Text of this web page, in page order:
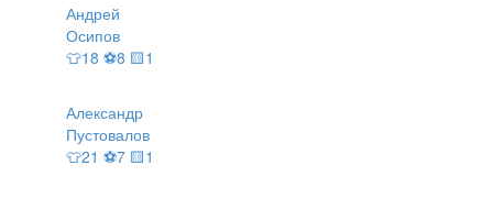
Андрей
Осипов
👕18 ⚽8 🟨1
Александр
Пустовалов
👕21 ⚽7 🟨1